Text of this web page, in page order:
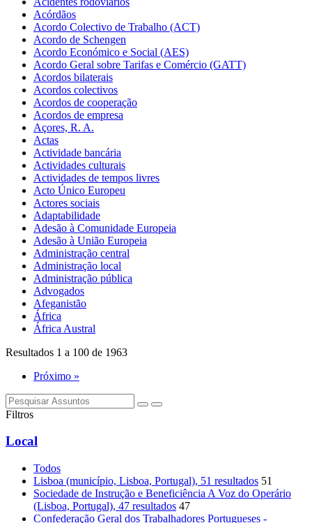
Acórdãos
Acordo Colectivo de Trabalho (ACT)
Acordo de Schengen
Acordo Económico e Social (AES)
Acordo Geral sobre Tarifas e Comércio (GATT)
Acordos bilaterais
Acordos colectivos
Acordos de cooperação
Acordos de empresa
Açores, R. A.
Actas
Actividade bancária
Actividades culturais
Actividades de tempos livres
Acto Único Europeu
Actores sociais
Adaptabilidade
Adesão à Comunidade Europeia
Adesão à União Europeia
Administração central
Administração local
Administração pública
Advogados
Afeganistão
África
África Austral
Resultados 1 a 100 de 1963
Próximo »
Filtros
Local
Todos
Lisboa (município, Lisboa, Portugal), 51 resultados 51
Sociedade de Instrução e Beneficiência A Voz do Operário
(Lisboa, Portugal), 47 resultados 47
Confederação Geral dos Trabalhadores Portugueses -